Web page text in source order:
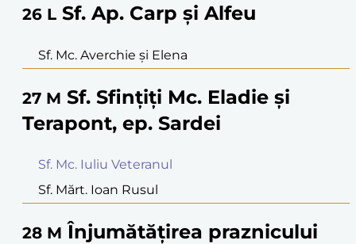
26 L Sf. Ap. Carp și Alfeu
Sf. Mc. Averchie și Elena
27 M Sf. Sfințiți Mc. Eladie și
Terapont, ep. Sardei
Sf. Mc. Iuliu Veteranul
Sf. Mărt. Ioan Rusul
28 M Înjumătățirea praznicului